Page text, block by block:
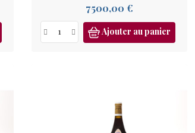
7 500,00 €
Ajouter au panier